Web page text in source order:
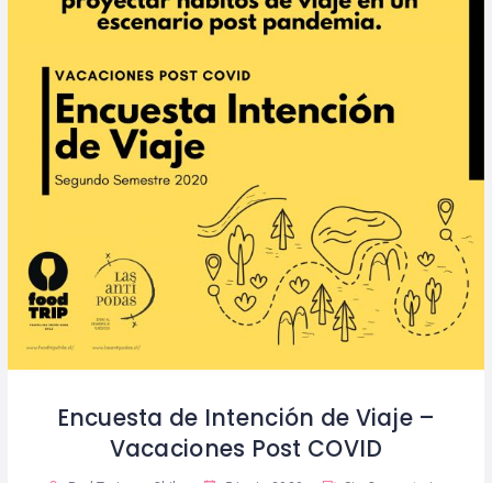
Encuesta de Intención de Viaje –
Vacaciones Post COVID